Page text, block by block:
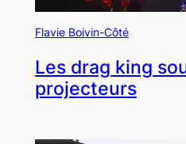
Flavie Boivin-Côté
Les drag king
projecteurs